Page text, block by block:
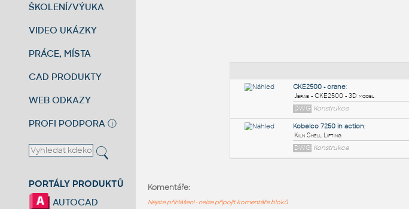
ŠKOLENÍ/VÝUKA
VIDEO UKÁZKY
PRÁCE, MÍSTA
CAD PRODUKTY
WEB ODKAZY
PROFI PODPORA ⓘ
PORTÁLY PRODUKTŮ
AUTOCAD
Komentáře:
Nejste přihlášeni - nelze připojit komentáře bloků